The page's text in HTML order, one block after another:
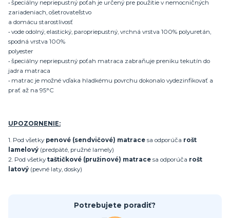
• špeciálny nepriepustný poťah je určený pre použitie v nemocničných
zariadeniach, ošetrovateľstvo
a domácu starostlivosť
• vode odolný, elastický, paropriepustný, vrchná vrstva 100% polyuretán,
spodná vrstva 100%
polyester
• špeciálny nepriepustný poťah matraca zabraňuje preniku tekutín do
jadra matraca
• matrac je možné vďaka hladkému povrchu dokonalo vydezinfikovať a
prať až na 95°C
UPOZORNENIE:
1. Pod všetky penové (sendvičové) matrace sa odporúča rošt
lamelový (predpäté, pružné lamely)
2. Pod všetkytaštičkové (pružinové) matrace sa odporúča rošt
latový (pevné laty, dosky)
Potrebujete poradiť?